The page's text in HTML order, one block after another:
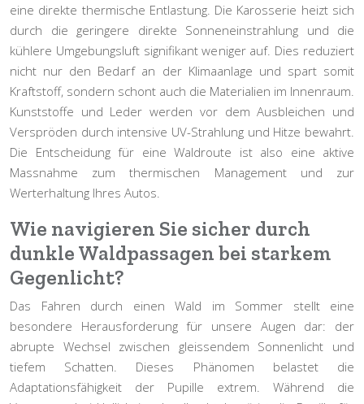
eine direkte thermische Entlastung. Die Karosserie heizt sich
durch die geringere direkte Sonneneinstrahlung und die
kühlere Umgebungsluft signifikant weniger auf. Dies reduziert
nicht nur den Bedarf an der Klimaanlage und spart somit
Kraftstoff, sondern schont auch die Materialien im Innenraum.
Kunststoffe und Leder werden vor dem Ausbleichen und
Verspröden durch intensive UV-Strahlung und Hitze bewahrt.
Die Entscheidung für eine Waldroute ist also eine aktive
Massnahme zumthermischen Managementund zur
Werterhaltung Ihres Autos.
Wie navigieren Sie sicher durch
dunkle Waldpassagen bei starkem
Gegenlicht?
Das Fahren durch einen Wald im Sommer stellt eine
besondere Herausforderung für unsere Augen dar: der
abrupte Wechsel zwischen gleissendem Sonnenlicht und
tiefem Schatten. Dieses Phänomen belastet die
Adaptationsfähigkeit der Pupille extrem. Während die